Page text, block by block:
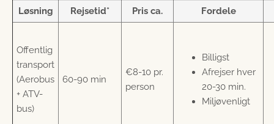
Løsning Rejsetid* Pris ca. Fordele
Offentlig
transport
(Aerobus
+ ATV-
bus)
60-90 min
€8-10 pr.
person
Billigst
Afrejser hver
20-30 min.
Miljøvenligt